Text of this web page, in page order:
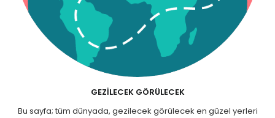
GEZILECEK GÖRÜLECEK
Bu sayfa; tüm dünyada, gezilecek görülecek en güzel yerleri